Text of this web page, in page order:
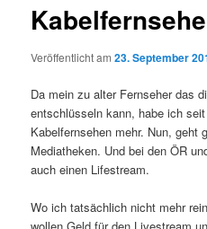
Veröffentlicht am23. September
Da mein zu alter Fernseher das
entschlüsseln kann, habe ich
Kabelfernsehen mehr. Nun, geht
Mediatheken. Und bei den ÖR
auch einen Lifestream.
Wo ich tatsächlich nicht mehr